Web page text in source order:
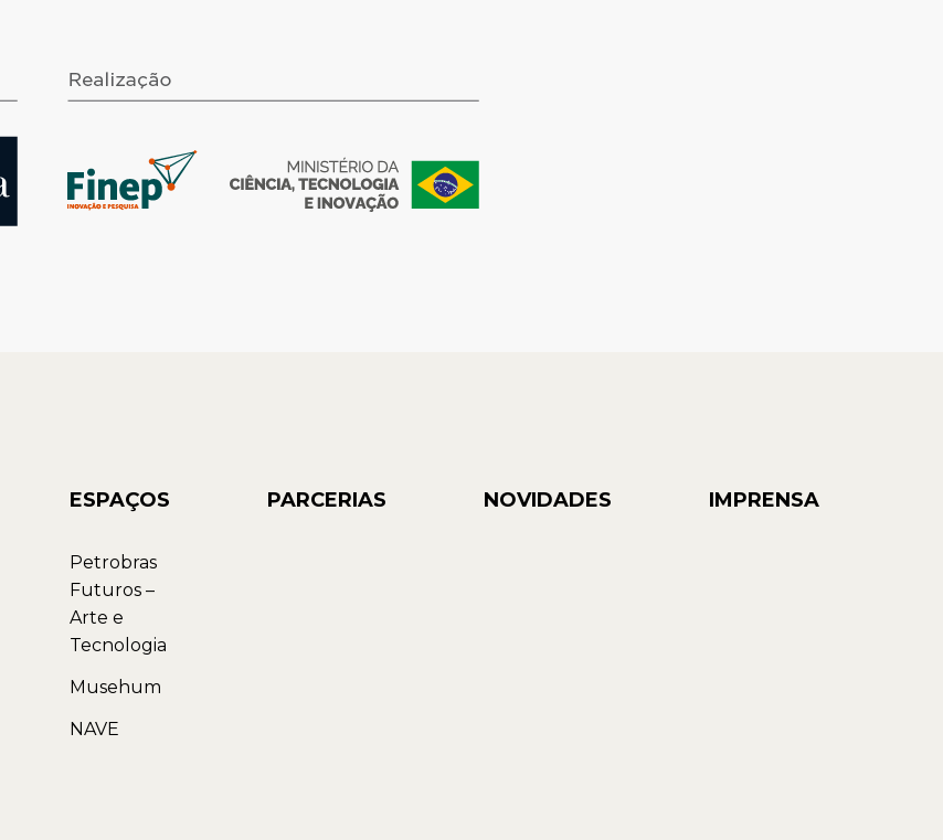
ESPAÇOS
Petrobras
Futuros –
Arte e
Tecnologia
Musehum
NAVE
PARCERIAS NOVIDADES IMPRENSA